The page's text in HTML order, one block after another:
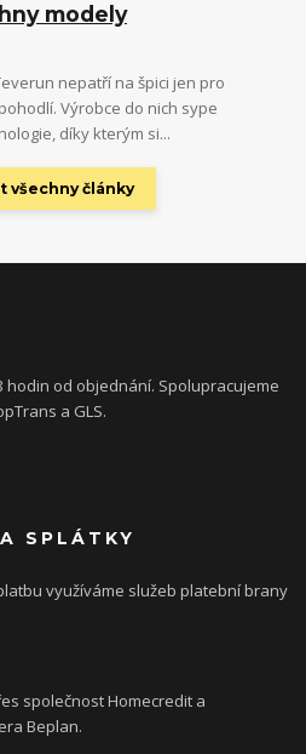
modely
nepatří na špici jen pro
Výrobce do nich sype
díky kterým si...
všechny články
hodin od objednání. Spolupracujeme
a GLS.
SPLÁTKY
využíváme služeb platební brany
společnost Homecredit a
Beplan.